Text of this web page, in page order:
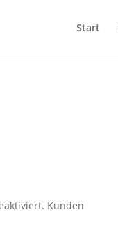
Start
Kunden